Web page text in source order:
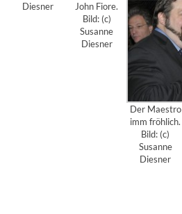
Diesner
John Fiore.
Bild: (c)
Susanne
Diesner
Der Maestro
imm fröhlich.
Bild: (c)
Susanne
Diesner